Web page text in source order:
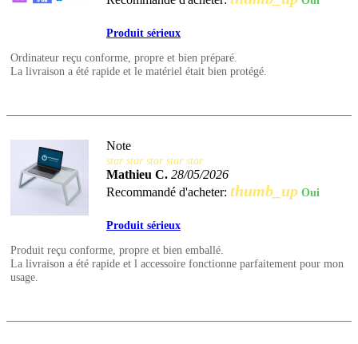
Produit sérieux
Ordinateur reçu conforme, propre et bien préparé.
La livraison a été rapide et le matériel était bien protégé.
Note
star star star star star
Mathieu C. 28/05/2026
Recommandé d'acheter: thumb_up Oui
Produit sérieux
Produit reçu conforme, propre et bien emballé.
La livraison a été rapide et l accessoire fonctionne parfaitement pour mon
usage.